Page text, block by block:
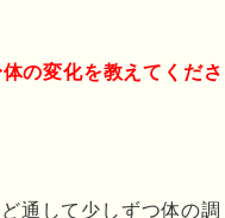
の変化を教えてくださ
通して少しずつ体の調